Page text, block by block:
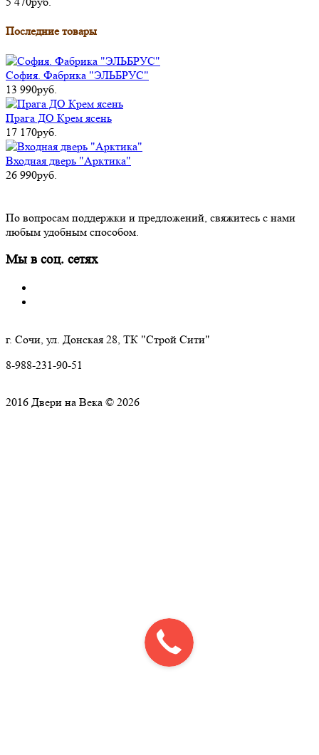
Последние товары
София. Фабрика "ЭЛЬБРУС"
13 990руб.
Прага ДО Крем ясень
17 170руб.
Входная дверь "Арктика"
26 990руб.
По вопросам поддержки и предложений, свяжитесь с нами
любым удобным способом.
Мы в соц. сетях
г. Сочи, ул. Донская 28, ТК "Строй Сити"
8-988-231-90-51
2016 Двери на Века © 2026